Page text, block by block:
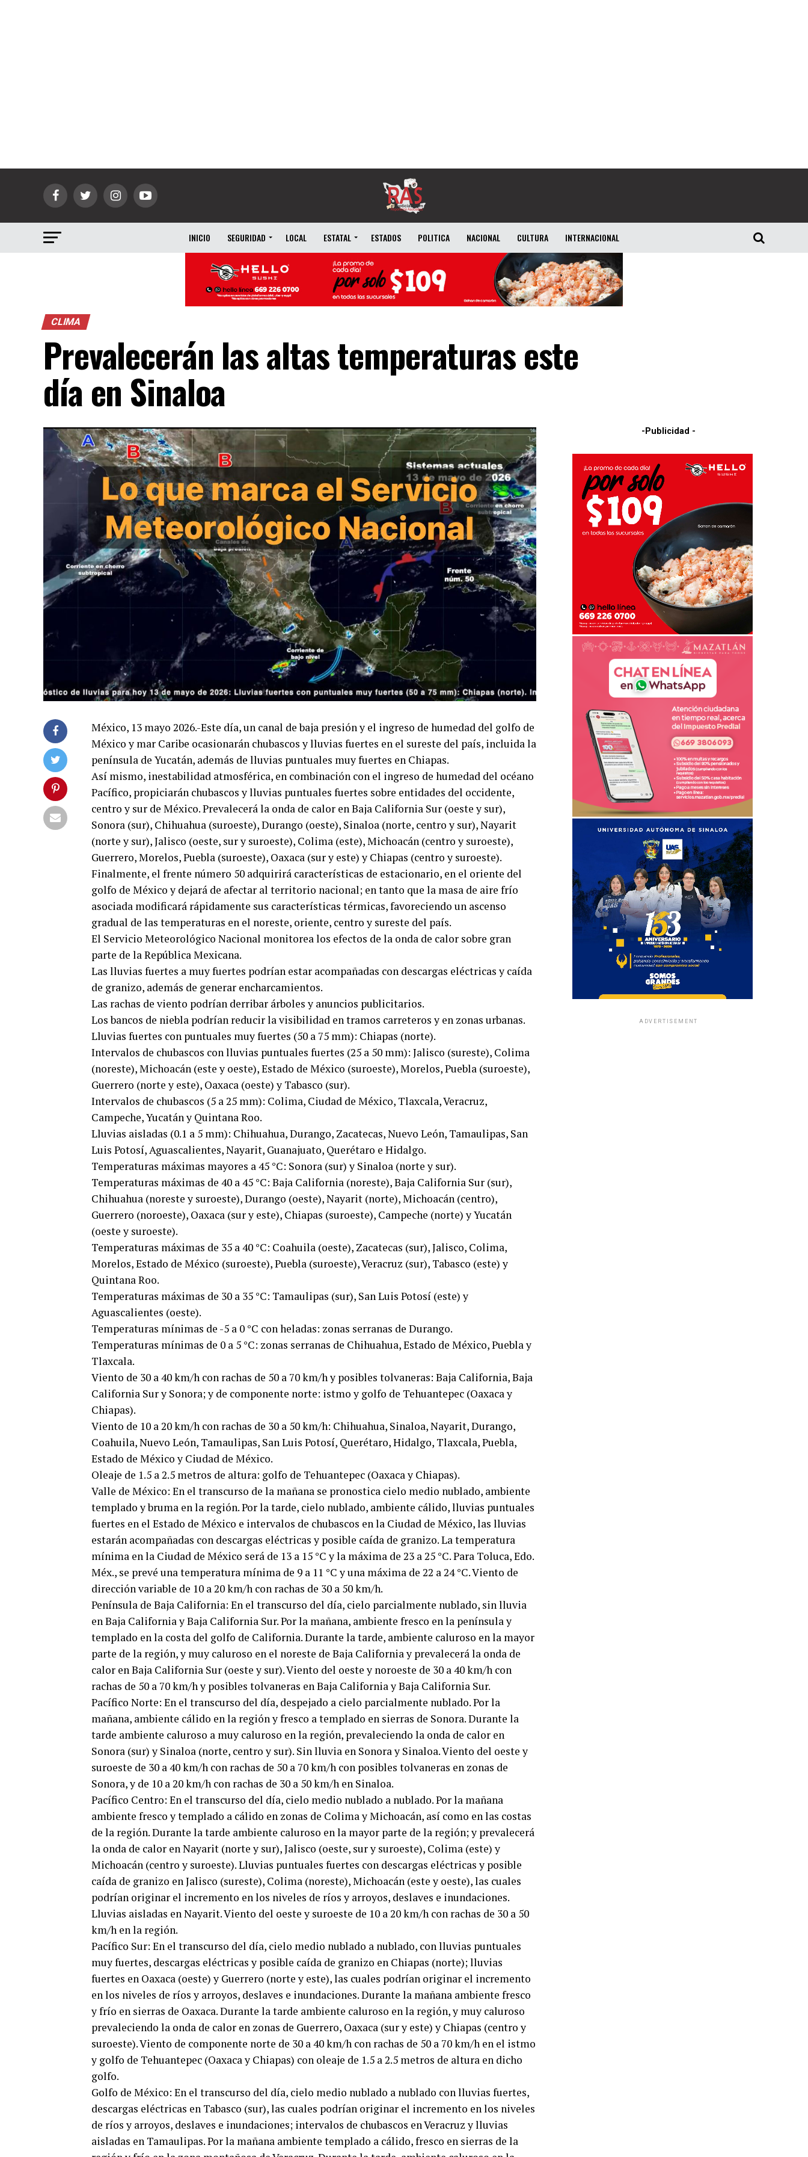
INICIO SEGURIDAD LOCAL ESTATAL ESTADOS POLITICA NACIONAL CULTURA INTERNACIONAL
CLIMA
Prevalecerán las altas temperaturas este
día en Sinaloa
México, 13 mayo 2026.-Este día, un canal de baja presión y el ingreso de humedad del golfo de
México y mar Caribe ocasionarán chubascos y lluvias fuertes en el sureste del país, incluida la
península de Yucatán, además de lluvias puntuales muy fuertes en Chiapas.
Así mismo, inestabilidad atmosférica, en combinación con el ingreso de humedad del océano
Pacífico, propiciarán chubascos y lluvias puntuales fuertes sobre entidades del occidente,
centro y sur de México. Prevalecerá la onda de calor en Baja California Sur (oeste y sur),
Sonora (sur), Chihuahua (suroeste), Durango (oeste), Sinaloa (norte, centro y sur), Nayarit
(norte y sur), Jalisco (oeste, sur y suroeste), Colima (este), Michoacán (centro y suroeste),
Guerrero, Morelos, Puebla (suroeste), Oaxaca (sur y este) y Chiapas (centro y suroeste).
Finalmente, el frente número 50 adquirirá características de estacionario, en el oriente del
golfo de México y dejará de afectar al territorio nacional; en tanto que la masa de aire frío
asociada modificará rápidamente sus características térmicas, favoreciendo un ascenso
gradual de las temperaturas en el noreste, oriente, centro y sureste del país.
El Servicio Meteorológico Nacional monitorea los efectos de la onda de calor sobre gran
parte de la República Mexicana.
Las lluvias fuertes a muy fuertes podrían estar acompañadas con descargas eléctricas y caída
de granizo, además de generar encharcamientos.
Las rachas de viento podrían derribar árboles y anuncios publicitarios.
Los bancos de niebla podrían reducir la visibilidad en tramos carreteros y en zonas urbanas.
Lluvias fuertes con puntuales muy fuertes (50 a 75 mm): Chiapas (norte).
Intervalos de chubascos con lluvias puntuales fuertes (25 a 50 mm): Jalisco (sureste), Colima
(noreste), Michoacán (este y oeste), Estado de México (suroeste), Morelos, Puebla (suroeste),
Guerrero (norte y este), Oaxaca (oeste) y Tabasco (sur).
Intervalos de chubascos (5 a 25 mm): Colima, Ciudad de México, Tlaxcala, Veracruz,
Campeche, Yucatán y Quintana Roo.
Lluvias aisladas (0.1 a 5 mm): Chihuahua, Durango, Zacatecas, Nuevo León, Tamaulipas, San
Luis Potosí, Aguascalientes, Nayarit, Guanajuato, Querétaro e Hidalgo.
Temperaturas máximas mayores a 45 °C: Sonora (sur) y Sinaloa (norte y sur).
Temperaturas máximas de 40 a 45 °C: Baja California (noreste), Baja California Sur (sur),
Chihuahua (noreste y suroeste), Durango (oeste), Nayarit (norte), Michoacán (centro),
Guerrero (noroeste), Oaxaca (sur y este), Chiapas (suroeste), Campeche (norte) y Yucatán
(oeste y suroeste).
Temperaturas máximas de 35 a 40 °C: Coahuila (oeste), Zacatecas (sur), Jalisco, Colima,
Morelos, Estado de México (suroeste), Puebla (suroeste), Veracruz (sur), Tabasco (este) y
Quintana Roo.
Temperaturas máximas de 30 a 35 °C: Tamaulipas (sur), San Luis Potosí (este) y
Aguascalientes (oeste).
Temperaturas mínimas de -5 a 0 °C con heladas: zonas serranas de Durango.
Temperaturas mínimas de 0 a 5 °C: zonas serranas de Chihuahua, Estado de México, Puebla y
Tlaxcala.
Viento de 30 a 40 km/h con rachas de 50 a 70 km/h y posibles tolvaneras: Baja California, Baja
California Sur y Sonora; y de componente norte: istmo y golfo de Tehuantepec (Oaxaca y
Chiapas).
Viento de 10 a 20 km/h con rachas de 30 a 50 km/h: Chihuahua, Sinaloa, Nayarit, Durango,
Coahuila, Nuevo León, Tamaulipas, San Luis Potosí, Querétaro, Hidalgo, Tlaxcala, Puebla,
Estado de México y Ciudad de México.
Oleaje de 1.5 a 2.5 metros de altura: golfo de Tehuantepec (Oaxaca y Chiapas).
Valle de México: En el transcurso de la mañana se pronostica cielo medio nublado, ambiente
templado y bruma en la región. Por la tarde, cielo nublado, ambiente cálido, lluvias puntuales
fuertes en el Estado de México e intervalos de chubascos en la Ciudad de México, las lluvias
estarán acompañadas con descargas eléctricas y posible caída de granizo. La temperatura
mínima en la Ciudad de México será de 13 a 15 °C y la máxima de 23 a 25 °C. Para Toluca, Edo.
Méx., se prevé una temperatura mínima de 9 a 11 °C y una máxima de 22 a 24 °C. Viento de
dirección variable de 10 a 20 km/h con rachas de 30 a 50 km/h.
Península de Baja California: En el transcurso del día, cielo parcialmente nublado, sin lluvia
en Baja California y Baja California Sur. Por la mañana, ambiente fresco en la península y
templado en la costa del golfo de California. Durante la tarde, ambiente caluroso en la mayor
parte de la región, y muy caluroso en el noreste de Baja California y prevalecerá la onda de
calor en Baja California Sur (oeste y sur). Viento del oeste y noroeste de 30 a 40 km/h con
rachas de 50 a 70 km/h y posibles tolvaneras en Baja California y Baja California Sur.
Pacífico Norte: En el transcurso del día, despejado a cielo parcialmente nublado. Por la
mañana, ambiente cálido en la región y fresco a templado en sierras de Sonora. Durante la
tarde ambiente caluroso a muy caluroso en la región, prevaleciendo la onda de calor en
Sonora (sur) y Sinaloa (norte, centro y sur). Sin lluvia en Sonora y Sinaloa. Viento del oeste y
suroeste de 30 a 40 km/h con rachas de 50 a 70 km/h con posibles tolvaneras en zonas de
Sonora, y de 10 a 20 km/h con rachas de 30 a 50 km/h en Sinaloa.
Pacífico Centro: En el transcurso del día, cielo medio nublado a nublado. Por la mañana
ambiente fresco y templado a cálido en zonas de Colima y Michoacán, así como en las costas
de la región. Durante la tarde ambiente caluroso en la mayor parte de la región; y prevalecerá
la onda de calor en Nayarit (norte y sur), Jalisco (oeste, sur y suroeste), Colima (este) y
Michoacán (centro y suroeste). Lluvias puntuales fuertes con descargas eléctricas y posible
caída de granizo en Jalisco (sureste), Colima (noreste), Michoacán (este y oeste), las cuales
podrían originar el incremento en los niveles de ríos y arroyos, deslaves e inundaciones.
Lluvias aisladas en Nayarit. Viento del oeste y suroeste de 10 a 20 km/h con rachas de 30 a 50
km/h en la región.
Pacífico Sur: En el transcurso del día, cielo medio nublado a nublado, con lluvias puntuales
muy fuertes, descargas eléctricas y posible caída de granizo en Chiapas (norte); lluvias
fuertes en Oaxaca (oeste) y Guerrero (norte y este), las cuales podrían originar el incremento
en los niveles de ríos y arroyos, deslaves e inundaciones. Durante la mañana ambiente fresco
y frío en sierras de Oaxaca. Durante la tarde ambiente caluroso en la región, y muy caluroso
prevaleciendo la onda de calor en zonas de Guerrero, Oaxaca (sur y este) y Chiapas (centro y
suroeste). Viento de componente norte de 30 a 40 km/h con rachas de 50 a 70 km/h en el istmo
y golfo de Tehuantepec (Oaxaca y Chiapas) con oleaje de 1.5 a 2.5 metros de altura en dicho
golfo.
Golfo de México: En el transcurso del día, cielo medio nublado a nublado con lluvias fuertes,
descargas eléctricas en Tabasco (sur), las cuales podrían originar el incremento en los niveles
de ríos y arroyos, deslaves e inundaciones; intervalos de chubascos en Veracruz y lluvias
aisladas en Tamaulipas. Por la mañana ambiente templado a cálido, fresco en sierras de la
-Publicidad -
ADVERTISEMENT